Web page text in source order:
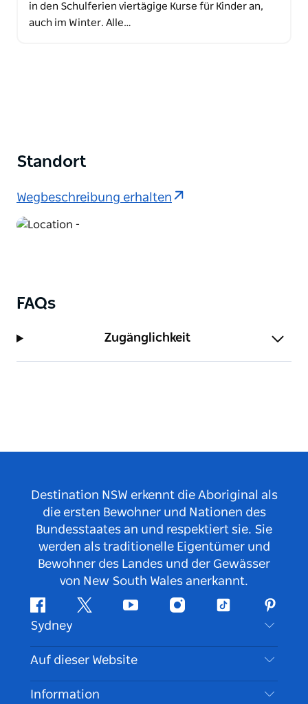
in den Schulferien viertägige Kurse für Kinder an,
auch im Winter. Alle…
Standort
Wegbeschreibung erhalten
FAQs
Zugänglichkeit
Destination NSW erkennt die Aboriginal als
die ersten Bewohner und Nationen des
Bundesstaates an und respektiert sie. Sie
werden als traditionelle Eigentümer und
Bewohner des Landes und der Gewässer
von New South Wales anerkannt.
FacebookTwitter YouTubeInstagramTikTok
Sydney
Kontaktieren Sie uns
Haftungsausschluss
Auf dieser Website
Reiseziele
Information